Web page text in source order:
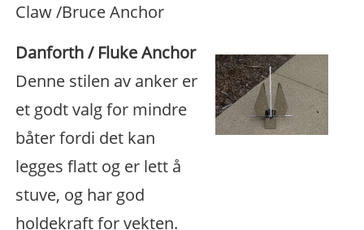
Claw /Bruce Anchor
Danforth / Fluke Anchor
Denne stilen av anker er
et godt valg for mindre
båter fordi det kan
legges flatt og er lett å
stuve, og har god
holdekraft for vekten.